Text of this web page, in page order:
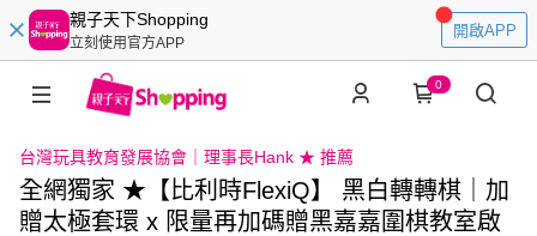
親子天下Shopping
立刻使用官方APP
開啟APP
0
台灣玩具教育發展協會｜理事長Hank ★ 推薦
全網獨家 ★【比利時FlexiQ】 黑白轉轉棋｜加
贈太極套環 x 限量再加碼贈黑嘉嘉圍棋教室啟